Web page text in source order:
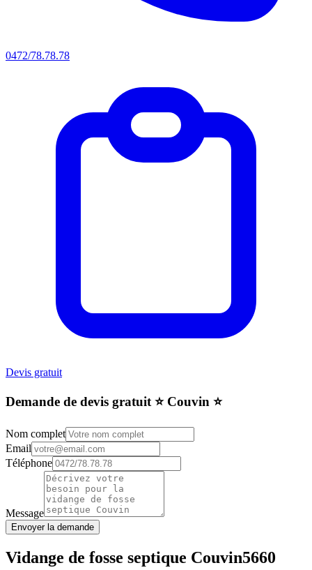
0472/78.78.78
Devis gratuit
Demande de devis gratuit ⭐️ Couvin ⭐️
Nom complet
Email
Téléphone
Message
Envoyer la demande
Vidange de fosse septique Couvin5660